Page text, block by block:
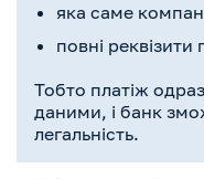
яка саме
повні реквізити
Тобто платіж
даними, і банк
легальність.